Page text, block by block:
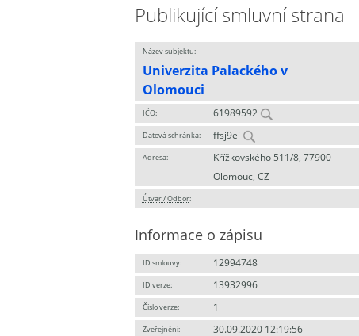
Publikující smluvní strana
Název subjektu:
Univerzita Palackého v
Olomouci
IČO: 61989592
Datová schránka: ffsj9ei
Adresa:
Křížkovského 511/8, 77900
Olomouc, CZ
Útvar / Odbor:
Informace o zápisu
ID smlouvy: 12994748
ID verze: 13932996
Číslo verze: 1
Zveřejnění: 30.09.2020 12:19:56